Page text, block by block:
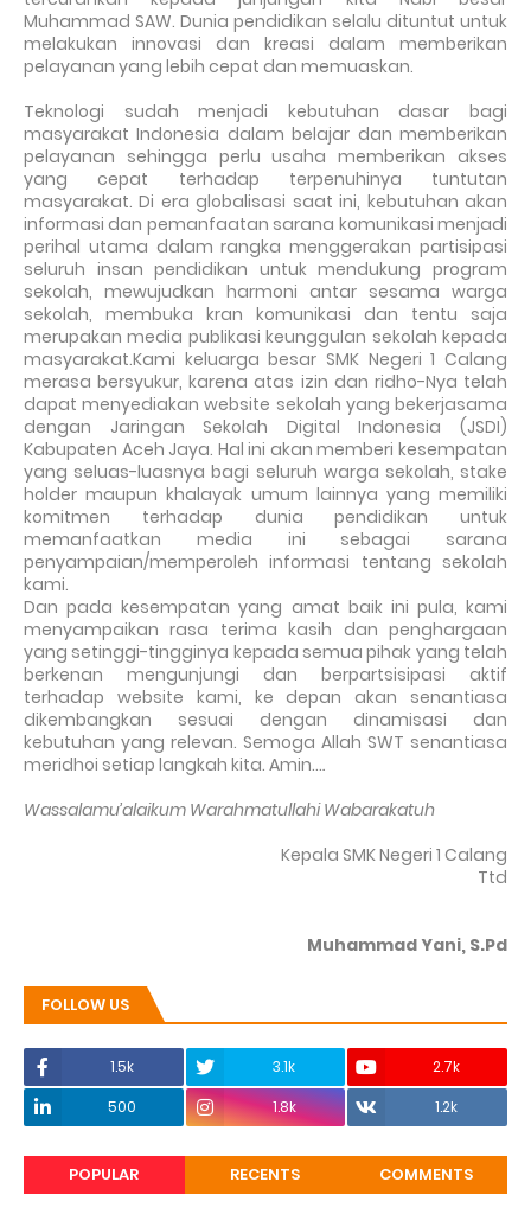
Muhammad SAW. Dunia pendidikan selalu dituntut untuk
melakukan innovasi dan kreasi dalam memberikan
pelayanan yang lebih cepat dan memuaskan.
Teknologi sudah menjadi kebutuhan dasar bagi
masyarakat Indonesia dalam belajar dan memberikan
pelayanan sehingga perlu usaha memberikan akses
yang cepat terhadap terpenuhinya tuntutan
masyarakat. Di era globalisasi saat ini, kebutuhan akan
informasi dan pemanfaatan sarana komunikasi menjadi
perihal utama dalam rangka menggerakan partisipasi
seluruh insan pendidikan untuk mendukung program
sekolah, mewujudkan harmoni antar sesama warga
sekolah, membuka kran komunikasi dan tentu saja
merupakan media publikasi keunggulan sekolah kepada
masyarakat.Kami keluarga besar SMK Negeri 1 Calang
merasa bersyukur, karena atas izin dan ridho-Nya telah
dapat menyediakan website sekolah yang bekerjasama
dengan Jaringan Sekolah Digital Indonesia (JSDI)
Kabupaten Aceh Jaya. Hal ini akan memberi kesempatan
yang seluas-luasnya bagi seluruh warga sekolah, stake
holder maupun khalayak umum lainnya yang memiliki
komitmen terhadap dunia pendidikan untuk
memanfaatkan media ini sebagai sarana
penyampaian/memperoleh informasi tentang sekolah
kami.
Dan pada kesempatan yang amat baik ini pula, kami
menyampaikan rasa terima kasih dan penghargaan
yang setinggi-tingginya kepada semua pihak yang telah
berkenan mengunjungi dan berpartsisipasi aktif
terhadap website kami, ke depan akan senantiasa
dikembangkan sesuai dengan dinamisasi dan
kebutuhan yang relevan. Semoga Allah SWT senantiasa
meridhoi setiap langkah kita. Amin….
Wassalamu’alaikum Warahmatullahi Wabarakatuh
Kepala SMK Negeri 1 Calang
Ttd
Muhammad Yani, S.Pd
FOLLOW US
1.5k 3.1k
2.7k
500
1.8k 1.2k
POPULAR RECENTS COMMENTS